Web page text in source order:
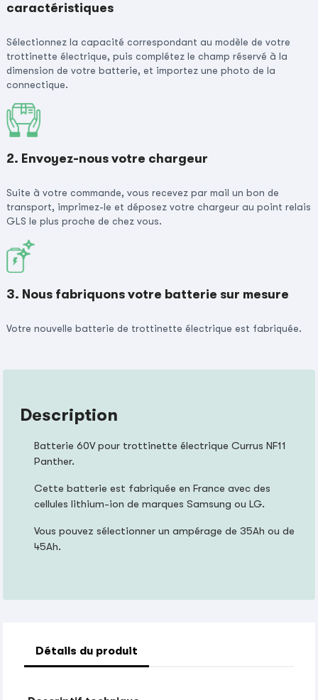
caractéristiques
Sélectionnez la capacité correspondant au modèle de votre
trottinette électrique, puis complétez le champ réservé à la
dimension de votre batterie, et importez une photo de la
connectique.
2. Envoyez-nous votre chargeur
Suite à votre commande, vous recevez par mail un bon de
transport, imprimez-le et déposez votre chargeur au point relais
GLS le plus proche de chez vous.
3. Nous fabriquons votre batterie sur mesure
Votre nouvelle batterie de trottinette électrique est fabriquée.
Description
Batterie 60V pour trottinette électrique Currus NF11
Panther.
Cette batterie est fabriquée en France avec des
cellules lithium-ion de marques Samsung ou LG.
Vous pouvez sélectionner un ampérage de 35Ah ou de
45Ah.
Détails du produit